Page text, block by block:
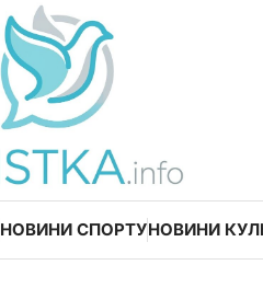
НОВИНИ СПОРТУНОВИНИ